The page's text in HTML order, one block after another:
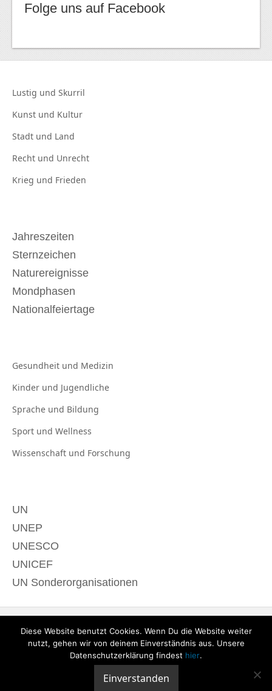
Folge uns auf Facebook
Lustig und Skurril
Kunst und Kultur
Stadt und Land
Recht und Unrecht
Krieg und Frieden
Jahreszeiten
Sternzeichen
Naturereignisse
Mondphasen
Nationalfeiertage
Gesundheit und Medizin
Kinder und Jugendliche
Sprache und Bildung
Sport und Wellness
Wissenschaft und Forschung
UN
UNEP
UNESCO
UNICEF
UN Sonderorganisationen
Diese Website benutzt Cookies. Wenn Du die Website weiter
nutzt, gehen wir von deinem Einverständnis aus. Unsere
Datenschutzerklärung findest hier.
Einverstanden